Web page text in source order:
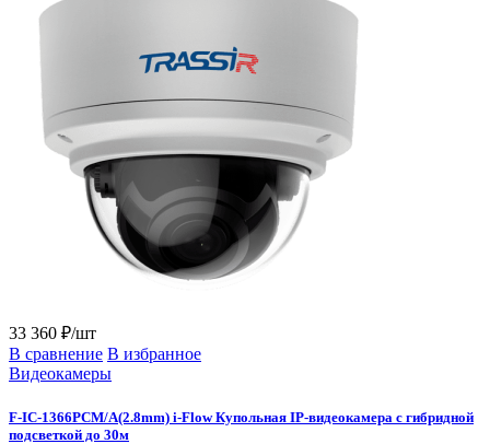
33 360 ₽/шт
В сравнение В избранное
Видеокамеры
F-IC-1366PCM/A(2.8mm) i-Flow Купольная IP-видеокамера с гибридной
подсветкой до 30м